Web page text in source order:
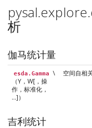
析
伽马统计量
esda.Gamma
\
（Y，W[，操
作，标准化，
…]）
空间自相
吉利统计